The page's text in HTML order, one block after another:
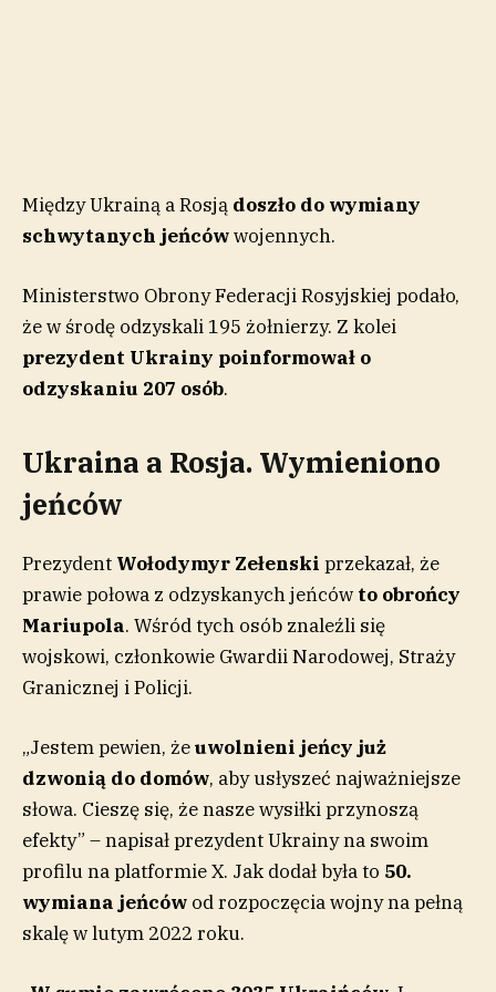
Między Ukrainą a Rosją doszło do wymiany
schwytanych jeńcówwojennych.
Ministerstwo Obrony Federacji Rosyjskiej podało,
że w środę odzyskali 195 żołnierzy. Z kolei
prezydent Ukrainy poinformował o
odzyskaniu 207 osób.
Ukraina a Rosja. Wymieniono
jeńców
Prezydent Wołodymyr Zełenski przekazał, że
prawie połowa z odzyskanych jeńców to obrońcy
Mariupola. Wśród tych osób znaleźli się
wojskowi, członkowie Gwardii Narodowej, Straży
Granicznej i Policji.
„Jestem pewien, żeuwolnieni jeńcy już
dzwonią do domów, aby usłyszeć najważniejsze
słowa. Cieszę się, że nasze wysiłki przynoszą
efekty” – napisał prezydent Ukrainy na swoim
profilu na platformie X. Jak dodał była to 50.
wymiana jeńców od rozpoczęcia wojny na pełną
skalę w lutym 2022 roku.